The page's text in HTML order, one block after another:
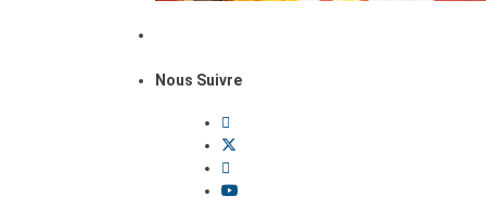
Nous Suivre